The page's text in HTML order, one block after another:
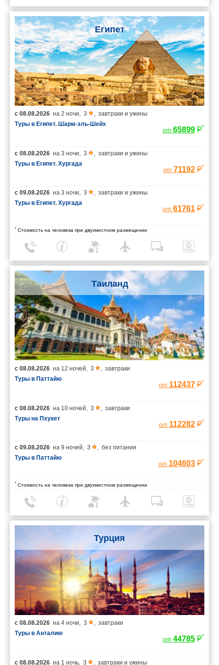
Египет
с 08.08.2026 на 2 ночи, 3 , завтраки и ужины
Туры в Египет. Шарм-эль-Шейх
от 65899 *
с 08.08.2026 на 3 ночи, 3 , завтраки и ужины
Туры в Египет. Хургада
от 71192 *
с 09.08.2026 на 3 ночи, 3 , завтраки и ужины
Туры в Египет. Хургада
от 61761 *
* Стоимость на человека при двухместном размещении
Таиланд
с 08.08.2026 на 12 ночей 3
завтраки
Туры в Паттайю
от 112437 *
с 08.08.2026 на 10 ночей 3
завтраки
Туры на Пхукет
от 112282 *
с 09.08.2026 на 9 ночей 3
без питания
Туры в Паттайю
от 104603 *
* Стоимость на человека при двухместном размещении
Турция
с 08.08.2026 на 4 ночи, 3 , завтраки
Туры в Анталию
от 44785 *
с 08.08.2026 на 1 ночь, 3 , завтраки и ужины